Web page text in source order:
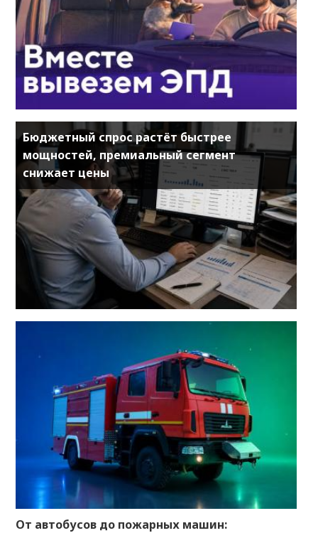
Бюджетный спрос растёт быстрее
мощностей, премиальный сегмент
снижает цены
От автобусов до пожарных машин: